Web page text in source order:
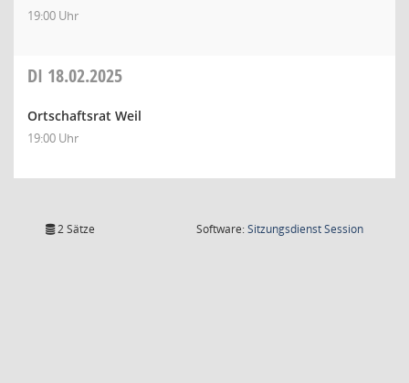
19:00 Uhr
DI 18.02.2025
Ortschaftsrat Weil
19:00 Uhr
2 Sätze Software:SitzungsdienstSession(Wird in